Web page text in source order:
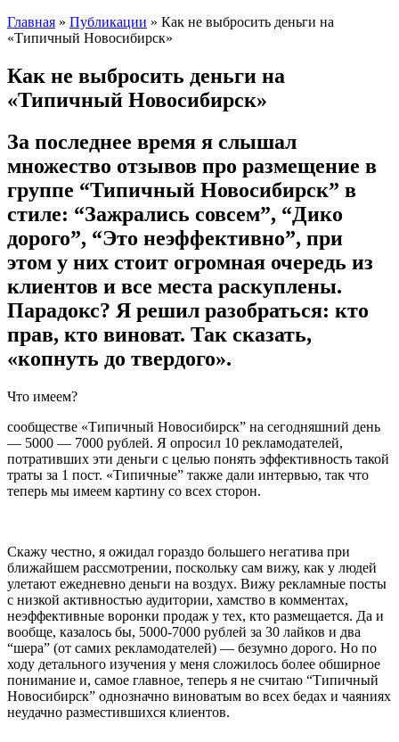
Главная » Публикации » Как не выбросить деньги на
«Типичный Новосибирск»
Как не выбросить деньги на
«Типичный Новосибирск»
За последнее время я слышал
множество отзывов про размещение в
группе “Типичный Новосибирск” в
стиле: “Зажрались совсем”, “Дико
дорого”, “Это неэффективно”, при
этом у них стоит огромная очередь из
клиентов и все места раскуплены.
Парадокс? Я решил разобраться: кто
прав, кто виноват. Так сказать,
«копнуть до твердого».
Что имеем?
сообществе «Типичный Новосибирск” на сегодняшний день
— 5000 — 7000 рублей. Я опросил 10 рекламодателей,
потративших эти деньги с целью понять эффективность такой
траты за 1 пост. «Типичные” также дали интервью, так что
теперь мы имеем картину со всех сторон.
Скажу честно, я ожидал гораздо большего негатива при
ближайшем рассмотрении, поскольку сам вижу, как у людей
улетают ежедневно деньги на воздух. Вижу рекламные посты
с низкой активностью аудитории, хамство в комментах,
неэффективные воронки продаж у тех, кто размещается. Да и
вообще, казалось бы, 5000-7000 рублей за 30 лайков и два
“шера” (от самих рекламодателей) — безумно дорого. Но по
ходу детального изучения у меня сложилось более обширное
понимание и, самое главное, теперь я не считаю “Типичный
Новосибирск” однозначно виноватым во всех бедах и чаяниях
неудачно разместившихся клиентов.